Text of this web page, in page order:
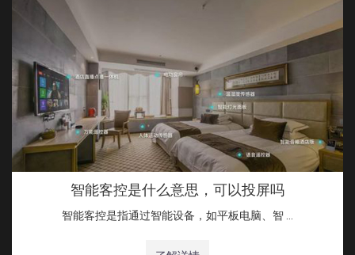
智能客控是什么意思，可以投屏吗
智能客控是指通过智能设备，如平板电脑、智 …